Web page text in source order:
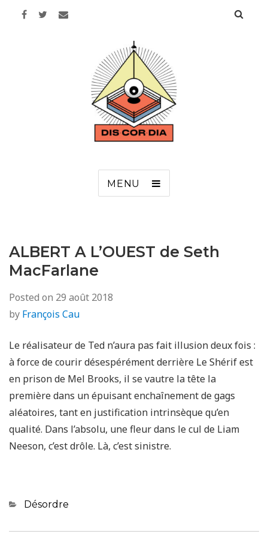
MENU
ALBERT A L’OUEST de Seth
MacFarlane
Posted on 29 août 2018
by François Cau
Le réalisateur de Ted n’aura pas fait illusion deux fois :
à force de courir désespérément derrière Le Shérif est
en prison de Mel Brooks, il se vautre la tête la
première dans un épuisant enchaînement de gags
aléatoires, tant en justification intrinsèque qu’en
qualité. Dans l’absolu, une fleur dans le cul de Liam
Neeson, c’est drôle. Là, c’est sinistre.
Categories
Désordre